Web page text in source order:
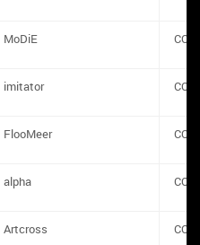
MoDiE
imitator
FlooMeer
alpha
Artcross